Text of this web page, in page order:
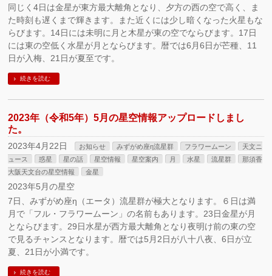
同じく4日は金星が東方最大離角となり、夕方の西の空で高く、ま
た時刻も遅くまで輝きます。また近くには少し暗くなった火星もな
らびます。14日には未明に月と木星が東の空でならびます。17日
には東の空低く水星が月とならびます。暦では6月6日が芒種、11
日が入梅、21日が夏至です。
続きを読む
2023年（令和5年）5月の星空情報アップロードしまし
た。
2023年4月22日 お知らせ みずがめ座η流星群 フラワームーン
天文ニ
ュース
惑星 星の話 星空情報 星空案内 月 水星 流星群
那須香
大阪天文台の星空情報
金星
2023年5月の星空
7日、みずがめ座η（エータ）流星群が極大となります。６日は満
月で「フル・フラワームーン」の名前もあります。23日金星が月
とならびます。29日水星が西方最大離角となり夜明け前の東の空
で見るチャンスとなります。暦では5月2日が八十八夜、6日が立
夏、21日が小満です。
続きを読む